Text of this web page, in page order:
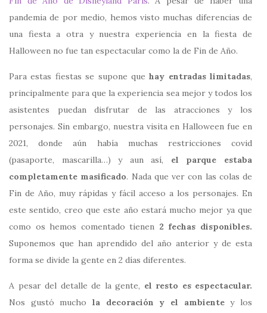
pandemia de por medio, hemos visto muchas diferencias de
una fiesta a otra y nuestra experiencia en la fiesta de
Halloween no fue tan espectacular como la de Fin de Año.
Para estas fiestas se supone quehay entradas limitadas,
principalmente para que la experiencia sea mejor y todos los
asistentes puedan disfrutar de las atracciones y los
personajes. Sin embargo, nuestra visita en Halloween fue en
2021, donde aún había muchas restricciones covid
(pasaporte, mascarilla…) y aun así, el parque estaba
completamente masificado. Nada que ver con las colas de
Fin de Año, muy rápidas y fácil acceso a los personajes. En
este sentido, creo que este año estará mucho mejor ya que
como os hemos comentado tienen 2 fechas disponibles.
Suponemos que han aprendido del año anterior y de esta
forma se divide la gente en 2 días diferentes.
A pesar del detalle de la gente, el resto es espectacular.
Nos gustó mucho la decoración y el ambientey los